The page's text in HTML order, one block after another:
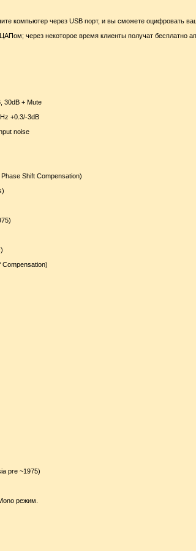
компьютер через USB порт, и вы сможете оцифровать
через некоторое время клиенты получат бесплатно
30dB + Mute
+0.3/-3dB
noise
Shift Compensation)
Compensation)
pre ~1975)
режим.